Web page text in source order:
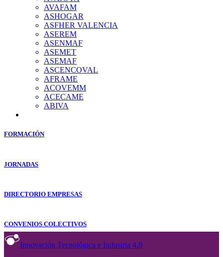
AVAFAM
ASHOGAR
ASFHER VALENCIA
ASEREM
ASENMAF
ASEMET
ASEMAF
ASCENCOVAL
AFRAME
ACOVEMM
ACECAME
ABIVA
FORMACIÓN
JORNADAS
DIRECTORIO EMPRESAS
CONVENIOS COLECTIVOS
Innovación Tecnológica e Industria 4.0